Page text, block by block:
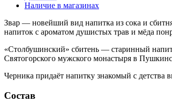
Наличие в магазинах
Звар — новейший вид напитка из сока и
напиток с ароматом душистых трав и мёда
«Столбушинский» сбитень — старинный
Святогорского мужского монастыря в
Черника придаёт напитку знакомый с детства
Состав